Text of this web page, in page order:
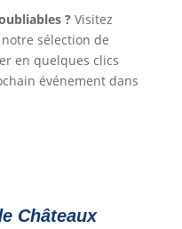
?Visitez
sélection de
en quelques clics
événement dans
Châteaux